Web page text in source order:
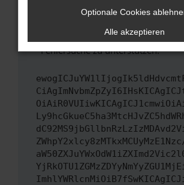
hast, kontaktiere uns bitte. Wir
uns diesen Text schicken, um uns
Fehlersuche zu unterstützen:
Optionale Cookies
Alle akzeptieren